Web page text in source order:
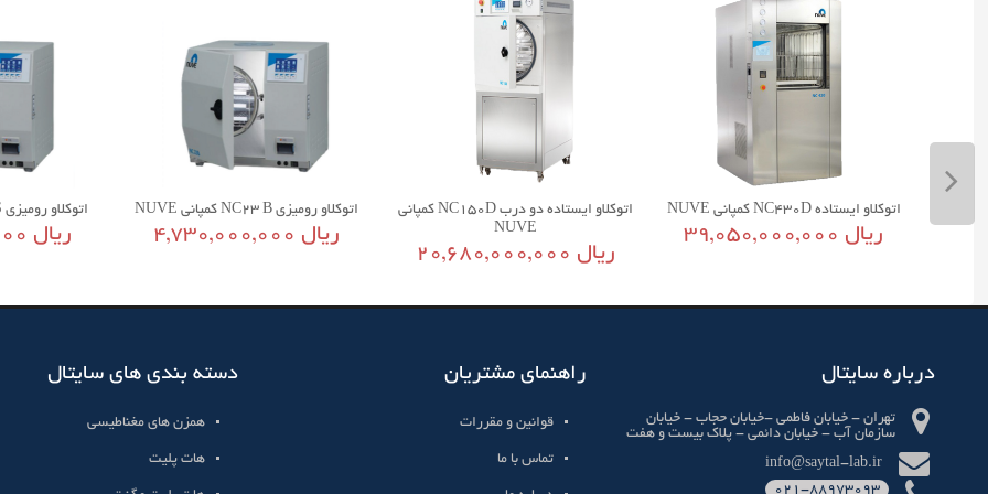
اتوکلاو رومیزی NC32S کمپانی NUVE
5,390,000,000 ریال
اتوکلاو رومیزی NC23 B کمپانی NUVE
4,730,000,000 ریال
اتوکلاو ایستاده دو درب NC150D کمپانی
NUVE
20,680,000,000 ریال
اتوکلاو ایستاده NC430D کمپانی NUVE
39,050,000,000 ریال
درباره سایتال
تهران - خیابان فاطمی -خیابان حجاب - خیابان
سازمان آب - خیابان دائمی - پلاک بیست و هفت
info@saytal-lab.ir
راهنمای مشتریان
قوانین و مقررات
تماس با ما
دسته بندی های سایتال
همزن های مغناطیسی
هات پلیت